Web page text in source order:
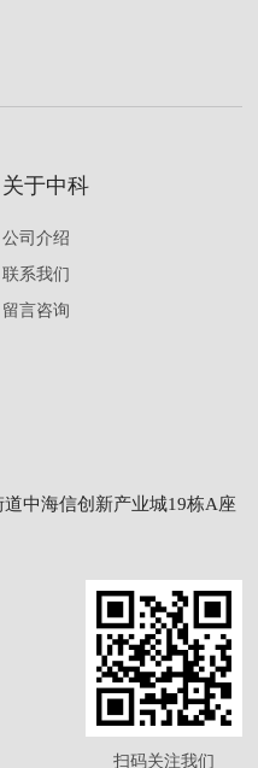
关于中科
公司介绍
联系我们
留言咨询
中海信创新产业城19栋A座
扫码关注我们